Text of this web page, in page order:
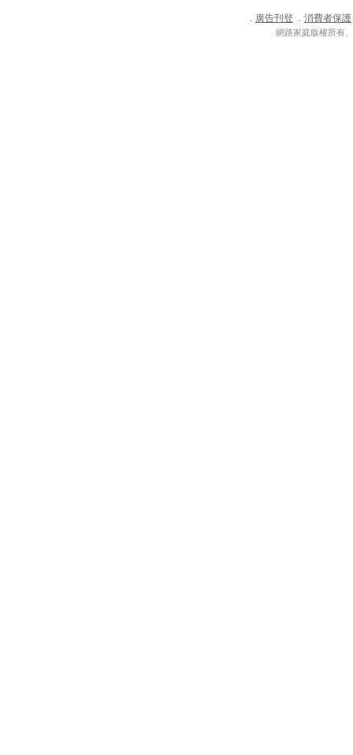
． 廣告刊登 ． 消費者保護
網路家庭版權所有